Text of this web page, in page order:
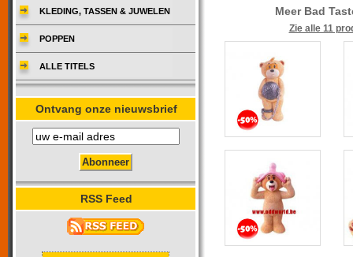
Meer Bad
Zie alle 11
KLEDING, TASSEN & JUWELEN
POPPEN
ALLE TITELS
Ontvang onze nieuwsbrief
RSS Feed